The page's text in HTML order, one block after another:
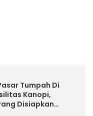
Tumpah Di
Kanopi,
Disiapkan